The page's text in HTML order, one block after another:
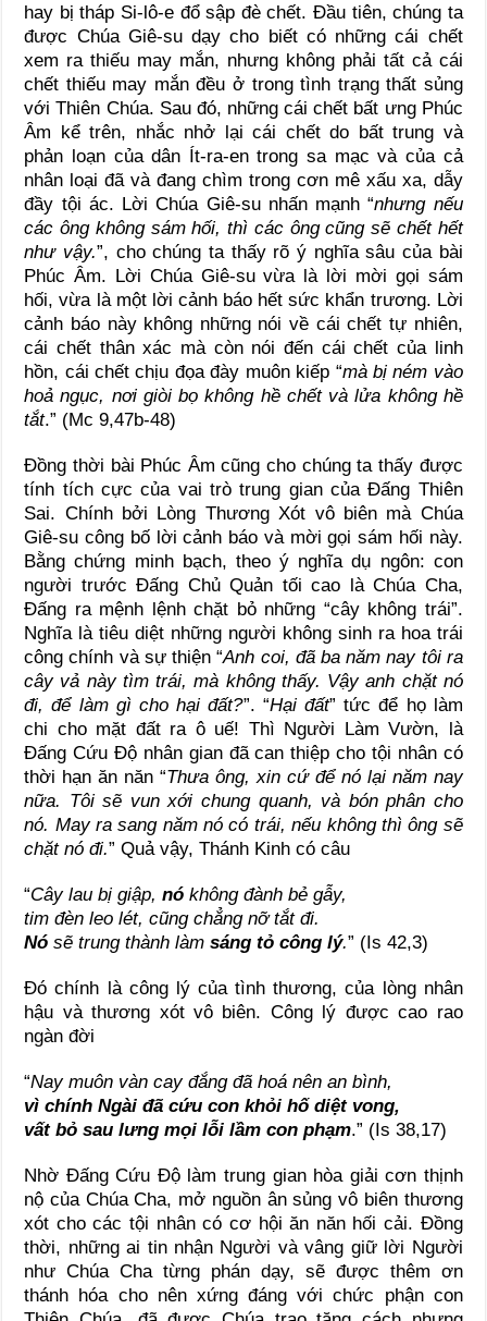
hay bị tháp Si-lô-e đổ sập đè chết. Đầu tiên, chúng ta
được Chúa Giê-su dạy cho biết có những cái chết
xem ra thiếu may mắn, nhưng không phải tất cả cái
chết thiếu may mắn đều ở trong tình trạng thất sủng
với Thiên Chúa. Sau đó, những cái chết bất ưng Phúc
Âm kể trên, nhắc nhở lại cái chết do bất trung và
phản loạn của dân Ít-ra-en trong sa mạc và của cả
nhân loại đã và đang chìm trong cơn mê xấu xa, dẫy
đầy tội ác. Lời Chúa Giê-su nhấn mạnh “nhưng nếu
các ông không sám hối, thì các ông cũng sẽ chết hết
như vậy.”, cho chúng ta thấy rõ ý nghĩa sâu của bài
Phúc Âm. Lời Chúa Giê-su vừa là lời mời gọi sám
hối, vừa là một lời cảnh báo hết sức khẩn trương. Lời
cảnh báo này không những nói về cái chết tự nhiên,
cái chết thân xác mà còn nói đến cái chết của linh
hồn, cái chết chịu đọa đày muôn kiếp “mà bị ném vào
hoả ngục, nơi giòi bọ không hề chết và lửa không hề
tắt.” (Mc 9,47b-48)
Đồng thời bài Phúc Âm cũng cho chúng ta thấy được
tính tích cực của vai trò trung gian của Đấng Thiên
Sai. Chính bởi Lòng Thương Xót vô biên mà Chúa
Giê-su công bố lời cảnh báo và mời gọi sám hối này.
Bằng chứng minh bạch, theo ý nghĩa dụ ngôn: con
người trước Đấng Chủ Quản tối cao là Chúa Cha,
Đấng ra mệnh lệnh chặt bỏ những “cây không trái”.
Nghĩa là tiêu diệt những người không sinh ra hoa trái
công chính và sự thiện “Anh coi, đã ba năm nay tôi ra
cây vả này tìm trái, mà không thấy. Vậy anh chặt nó
đi, để làm gì cho hại đất?”. “Hại đất” tức để họ làm
chi cho mặt đất ra ô uế! Thì Người Làm Vườn, là
Đấng Cứu Độ nhân gian đã can thiệp cho tội nhân có
thời hạn ăn năn “Thưa ông, xin cứ để nó lại năm nay
nữa. Tôi sẽ vun xới chung quanh, và bón phân cho
nó. May ra sang năm nó có trái, nếu không thì ông sẽ
chặt nó đi.” Quả vậy, Thánh Kinh có câu
“Cây lau bị giập,nó không đành bẻ gẫy,
tim đèn leo lét, cũng chẳng nỡ tắt đi.
Nó sẽ trung thành làmsáng tỏ công lý.” (Is 42,3)
Đó chính là công lý của tình thương, của lòng nhân
hậu và thương xót vô biên. Công lý được cao rao
ngàn đời
“Nay muôn vàn cay đắng đã hoá nên an bình,
vì chính Ngài đã cứu con khỏi hố diệt vong,
vất bỏ sau lưng mọi lỗi lầm con phạm.” (Is 38,17)
Nhờ Đấng Cứu Độ làm trung gian hòa giải cơn thịnh
nộ của Chúa Cha, mở nguồn ân sủng vô biên thương
xót cho các tội nhân có cơ hội ăn năn hối cải. Đồng
thời, những ai tin nhận Người và vâng giữ lời Người
như Chúa Cha từng phán dạy, sẽ được thêm ơn
thánh hóa cho nên xứng đáng với chức phận con